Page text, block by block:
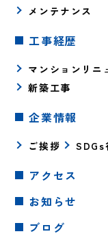
メンテナンス
工事経歴
マンションリニ
新築工事
企業情報
ご挨拶 SDGs
アクセス
お知らせ
ブログ